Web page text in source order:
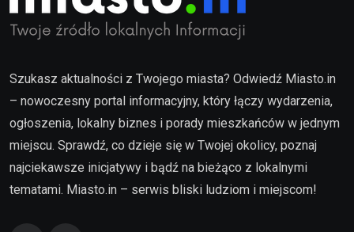
Szukasz aktualności z Twojego miasta? Odwiedź Miasto.in
– nowoczesny portal informacyjny, który łączy wydarzenia,
ogłoszenia, lokalny biznes i porady mieszkańców w jednym
miejscu. Sprawdź, co dzieje się w Twojej okolicy, poznaj
najciekawsze inicjatywy i bądź na bieżąco z lokalnymi
tematami. Miasto.in – serwis bliski ludziom i miejscom!